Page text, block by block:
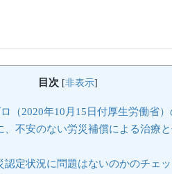
目次 [非表示]
（2020年10月15日付厚生労働省
不安のない労災補償による治療
定状況に問題はないのかのチェ